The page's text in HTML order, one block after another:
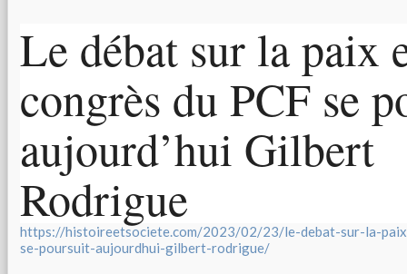
Le débat sur la paix
congrès du PCF se
aujourd’hui Gilbert
Rodrigue
https://histoireetsociete.com/2023/02/23/le-debat-sur-la-
se-poursuit-aujourdhui-gilbert-rodrigue/